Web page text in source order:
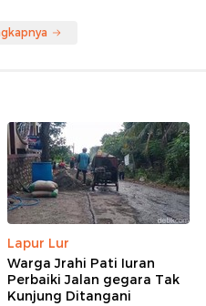
Lapur Lur
Warga Jrahi Pati Iuran
Perbaiki Jalan gegara Tak
Kunjung Ditangani